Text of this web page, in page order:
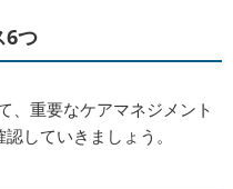
6つ
、重要なケアマネジメント
していきましょう。